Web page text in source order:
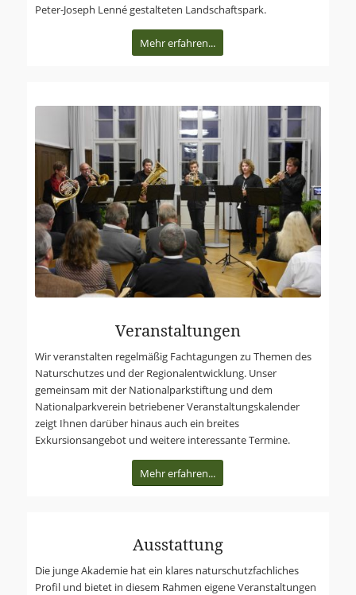
Peter-Joseph Lenné gestalteten Landschafts­park.
Mehr erfahren...
Veranstaltungen
Wir veranstalten regelmäßig Fachta­gungen zu Themen des
Naturschutzes und der Regionalentwicklung. Unser
gemeinsam mit der Nationalparkstiftung und dem
Nationalparkverein betriebener Veranstaltungskalender
zeigt Ihnen darüber hinaus auch ein breites
Exkursionsangebot und weitere interessante Termine.
Mehr erfahren...
Ausstattung
Die junge Akademie hat ein klares naturschutzfachliches
Profil und bietet in diesem Rahmen eigene Veran­­stal­tungen